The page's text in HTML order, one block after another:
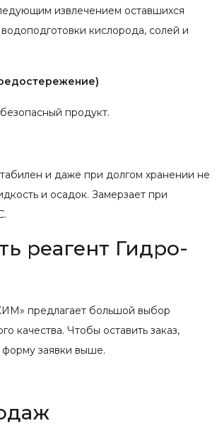
извлечением оставшихся
кислорода, солей и
продукт.
и даже при долгом хранении не
и осадок. Замерзает при
реагент Гидро-
предлагает большой выбор
качества. Чтобы оставить заказ,
форму заявки выше.